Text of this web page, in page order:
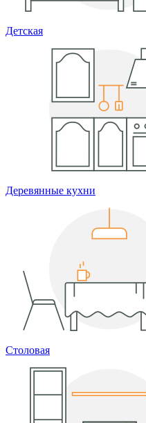
Детская
Деревянные кухни
Столовая